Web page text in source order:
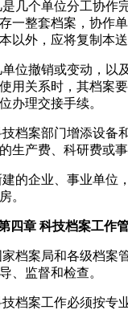
是几个单位分工协作
一整套档案，协作
以外，应将复制本送
单位撤销或变动，以
用关系时，其档案
办理交接手续。
档案部门增添设备
生产费、科研费或事
建的企业、事业单位
。
四章 科技档案工作
家档案局和各级档案
、监督和检查。
技档案工作必须按专